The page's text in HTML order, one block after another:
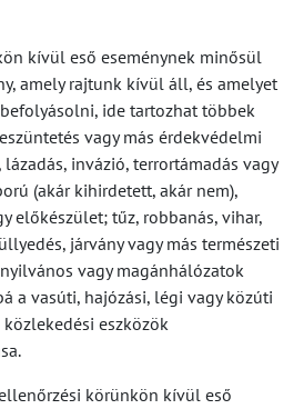
kívül eső eseménynek minősül
amely rajtunk kívül áll, és amelyet
ide tartozhat többek
vagy más érdekvédelmi
invázió, terrortámadás vagy
(akár kihirdetett, akár nem),
előkészület; tűz, robbanás, vihar,
járvány vagy más természeti
vagy magánhálózatok
a vasúti, hajózási, légi vagy közúti
eszközök
körünkön kívül eső